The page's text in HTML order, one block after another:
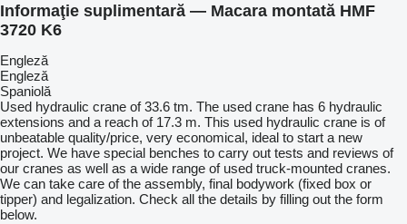
Informaţie suplimentară — Macara montată HMF
3720 K6
Engleză
Engleză
Spaniolă
Used hydraulic crane of 33.6 tm. The used crane has 6 hydraulic
extensions and a reach of 17.3 m. This used hydraulic crane is of
unbeatable quality/price, very economical, ideal to start a new
project. We have special benches to carry out tests and reviews of
our cranes as well as a wide range of used truck-mounted cranes.
We can take care of the assembly, final bodywork (fixed box or
tipper) and legalization. Check all the details by filling out the form
below.